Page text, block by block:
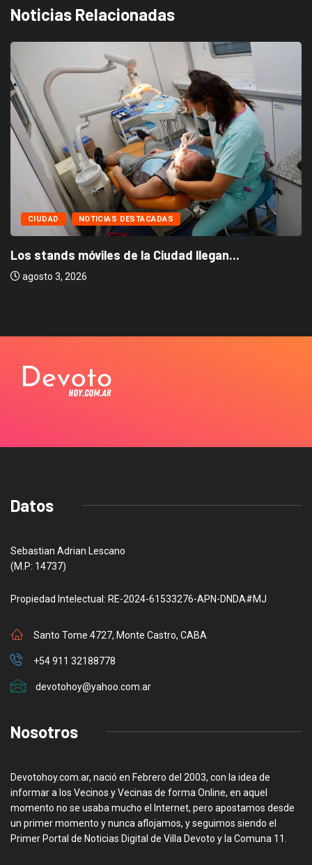
Noticias Relacionadas
CIUDAD NOTICIAS DESTACADAS
Los stands móviles de la Ciudad llegan...
agosto 3, 2026
Datos
Sebastian Adrian Lescano
(M.P: 14737)
Propiedad Intelectual: RE-2024-61533276-APN-DNDA#MJ
Santo Tome 4727, Monte Castro, CABA
+54 911 32188778
devotohoy@yahoo.com.ar
Nosotros
Devotohoy.com.ar, nació en Febrero del 2003, con la idea de
informar a los Vecinos y Vecinas de forma Online, en aquel
momento no se usaba mucho el Internet, pero apostamos desde
un primer momento y nunca aflojamos, y seguimos siendo el
Primer Portal de Noticias Digital de Villa Devoto y la Comuna 11.